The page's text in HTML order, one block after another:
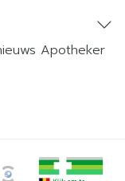
Apotheker